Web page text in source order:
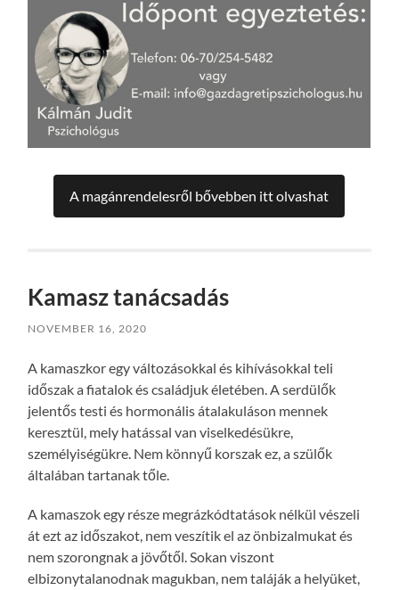
A magánrendelesről bővebben itt olvashat
Kamasz tanácsadás
NOVEMBER 16, 2020
A kamaszkor egy változásokkal és kihívásokkal teli
időszak a fiatalok és családjuk életében. A serdülők
jelentős testi és hormonális átalakuláson mennek
keresztül, mely hatással van viselkedésükre,
személyiségükre. Nem könnyű korszak ez, a szülők
általában tartanak tőle.
A kamaszok egy része megrázkódtatások nélkül vészeli
át ezt az időszakot, nem veszítik el az önbizalmukat és
nem szorongnak a jövőtől. Sokan viszont
elbizonytalanodnak magukban, nem taláják a helyüket,